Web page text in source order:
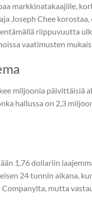
markkinatakaajille,
Joseph Chee
riippuvuutta
vaatimusten
miljoonia päivittäisiä
hallussa on 2,3
1,76 dollariin
24 tunnin aikana,
mutta